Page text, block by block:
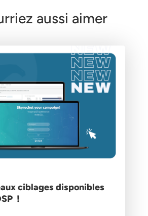
aussi aimer
ciblages disponibles
!